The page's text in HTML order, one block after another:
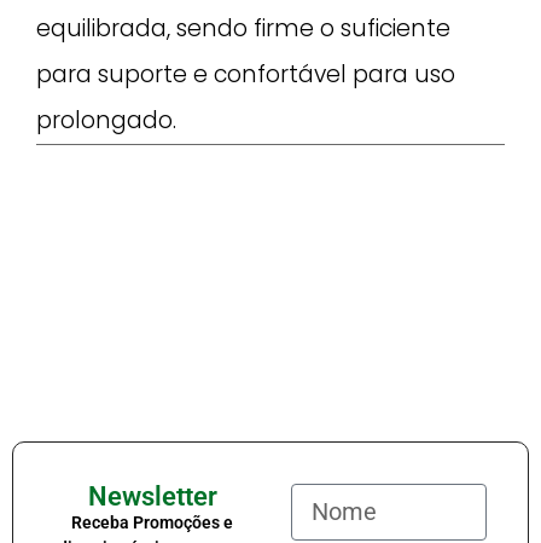
equilibrada, sendo firme o suficiente
para suporte e confortável para uso
prolongado.
Newsletter
Receba Promoções e